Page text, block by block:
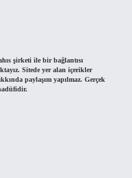
şirketi ile bir bağlantısı
Sitede yer alan içerikler
paylaşım yapılmaz. Gerçek